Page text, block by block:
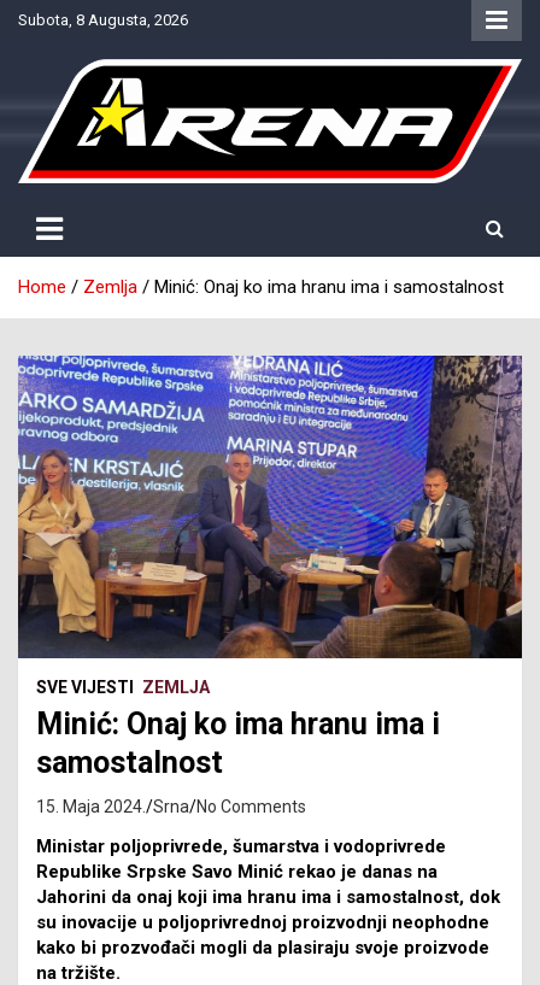
SkipSubota, 8 Augusta, 2026
NTV Arena
Home Zemlja Minić: Onaj ko ima hranu ima i samostalnost
SVE VIJESTI ZEMLJA
Minić: Onaj ko ima hranu ima i
samostalnost
15. Maja 2024. Srna No Comments
Ministar poljoprivrede, šumarstva i vodoprivrede
Republike Srpske Savo Minić rekao je danas na
Jahorini da onaj koji ima hranu ima i samostalnost, dok
su inovacije u poljoprivrednoj proizvodnji neophodne
kako bi prozvođači mogli da plasiraju svoje proizvode
na tržište.